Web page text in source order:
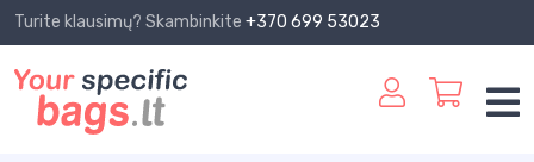
Turite klausimų? Skambinkite +370 699 53023